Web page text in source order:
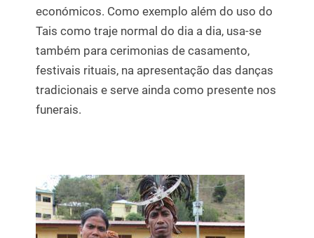
económicos. Como exemplo além do uso do
Tais como traje normal do dia a dia, usa-se
também para cerimonias de casamento,
festivais rituais, na apresentação das danças
tradicionais e serve ainda como presente nos
funerais.